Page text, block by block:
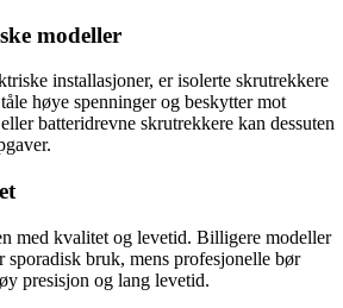
modeller
installasjoner, er isolerte skrutrekkere
høye spenninger og beskytter mot
batteridrevne skrutrekkere kan dessuten
med kvalitet og levetid. Billigere modeller
bruk, mens profesjonelle bør
presisjon og lang levetid.